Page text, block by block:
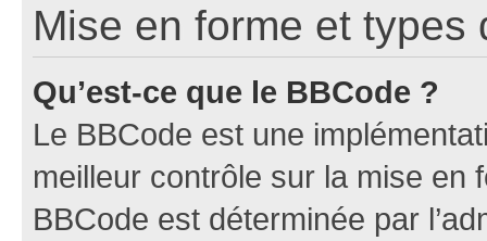
Mise en forme et types
Qu’est-ce que le BBCode ?
Le BBCode est une
meilleur contrôle sur la mise en
BBCode est déterminée par